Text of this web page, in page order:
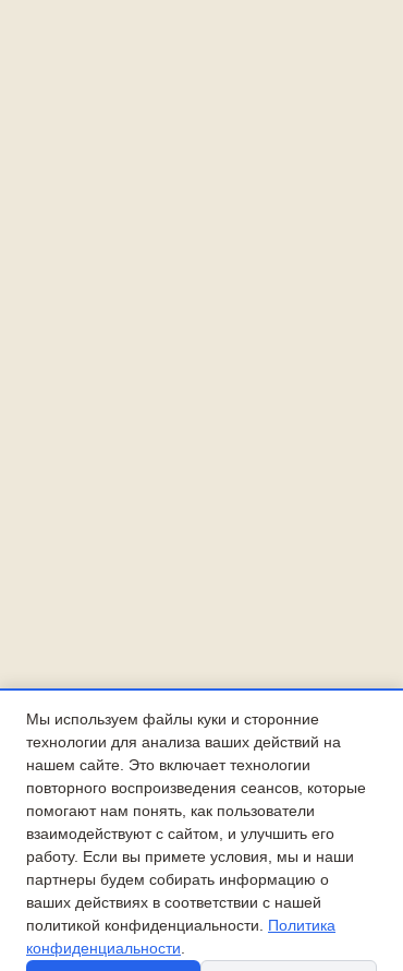
Мы используем файлы куки и сторонние
технологии для анализа ваших действий на
нашем сайте. Это включает технологии
повторного воспроизведения сеансов, которые
помогают нам понять, как пользователи
взаимодействуют с сайтом, и улучшить его
работу. Если вы примете условия, мы и наши
партнеры будем собирать информацию о
ваших действиях в соответствии с нашей
политикой конфиденциальности. Политика
конфиденциальности